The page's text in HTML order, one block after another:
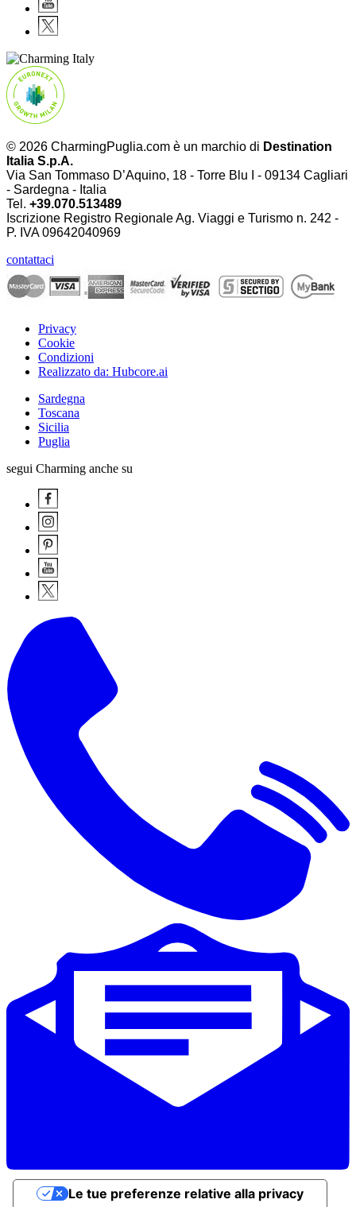
© 2026 CharmingPuglia.com è un marchio di Destination
Italia S.p.A.
Via San Tommaso D’Aquino, 18 - Torre Blu I - 09134 Cagliari
- Sardegna - Italia
Tel. +39.070.513489
Iscrizione Registro Regionale Ag. Viaggi e Turismo n. 242 -
P. IVA09642040969
contattaci
Privacy
Cookie
Condizioni
Realizzato da: Hubcore.ai
Sardegna
Toscana
Sicilia
Puglia
segui Charming anche su
Le tue preferenze relative alla privacy